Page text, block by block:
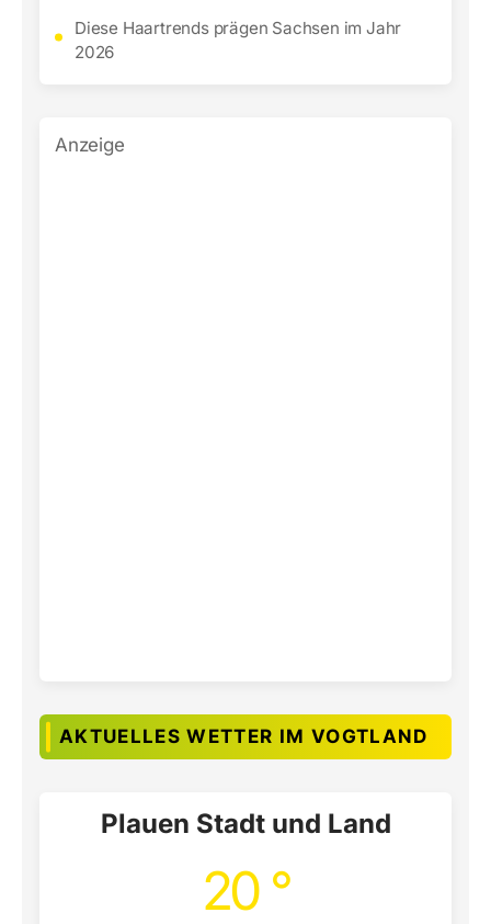
Diese Haartrends prägen Sachsen im Jahr
2026
Anzeige
AKTUELLES WETTER IM VOGTLAND
Plauen Stadt und Land
20 °